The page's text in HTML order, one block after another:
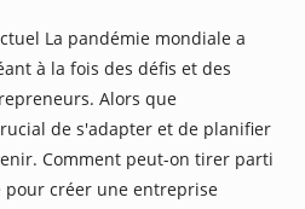
La pandémie mondiale a
à la fois des défis et des
Alors que
de s'adapter et de planifier
Comment peut-on tirer parti
créer une entreprise